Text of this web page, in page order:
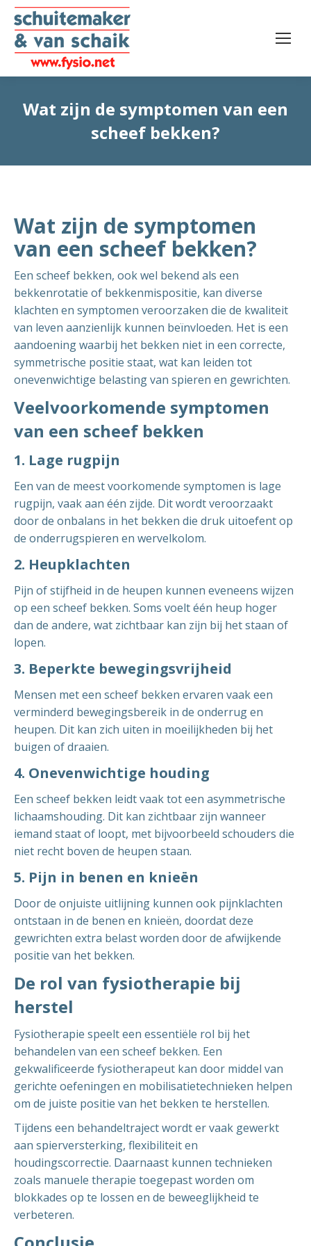
Wat zijn de symptomen van een
scheef bekken?
Wat zijn de symptomen
van een scheef bekken?
Een scheef bekken, ook wel bekend als een
bekkenrotatie of bekkenmispositie, kan diverse
klachten en symptomen veroorzaken die de kwaliteit
van leven aanzienlijk kunnen beïnvloeden. Het is een
aandoening waarbij het bekken niet in een correcte,
symmetrische positie staat, wat kan leiden tot
onevenwichtige belasting van spieren en gewrichten.
Veelvoorkomende symptomen
van een scheef bekken
1. Lage rugpijn
Een van de meest voorkomende symptomen is lage
rugpijn, vaak aan één zijde. Dit wordt veroorzaakt
door de onbalans in het bekken die druk uitoefent op
de onderrugspieren en wervelkolom.
2. Heupklachten
Pijn of stijfheid in de heupen kunnen eveneens wijzen
op een scheef bekken. Soms voelt één heup hoger
dan de andere, wat zichtbaar kan zijn bij het staan of
lopen.
3. Beperkte bewegingsvrijheid
Mensen met een scheef bekken ervaren vaak een
verminderd bewegingsbereik in de onderrug en
heupen. Dit kan zich uiten in moeilijkheden bij het
buigen of draaien.
4. Onevenwichtige houding
Een scheef bekken leidt vaak tot een asymmetrische
lichaamshouding. Dit kan zichtbaar zijn wanneer
iemand staat of loopt, met bijvoorbeeld schouders die
niet recht boven de heupen staan.
5. Pijn in benen en knieën
Door de onjuiste uitlijning kunnen ook pijnklachten
ontstaan in de benen en knieën, doordat deze
gewrichten extra belast worden door de afwijkende
positie van het bekken.
De rol van fysiotherapie bij
herstel
Fysiotherapie speelt een essentiële rol bij het
behandelen van een scheef bekken. Een
gekwalificeerde fysiotherapeut kan door middel van
gerichte oefeningen en mobilisatietechnieken helpen
om de juiste positie van het bekken te herstellen.
Tijdens een behandeltraject wordt er vaak gewerkt
aan spierversterking, flexibiliteit en
houdingscorrectie. Daarnaast kunnen technieken
zoals manuele therapie toegepast worden om
blokkades op te lossen en de beweeglijkheid te
verbeteren.